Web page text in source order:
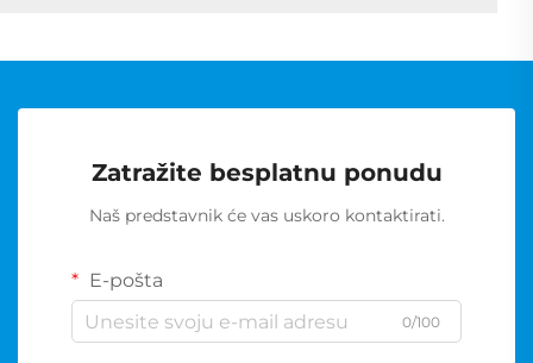
Zatražite besplatnu ponudu
Naš predstavnik će vas uskoro kontaktirati.
E-pošta
0/100